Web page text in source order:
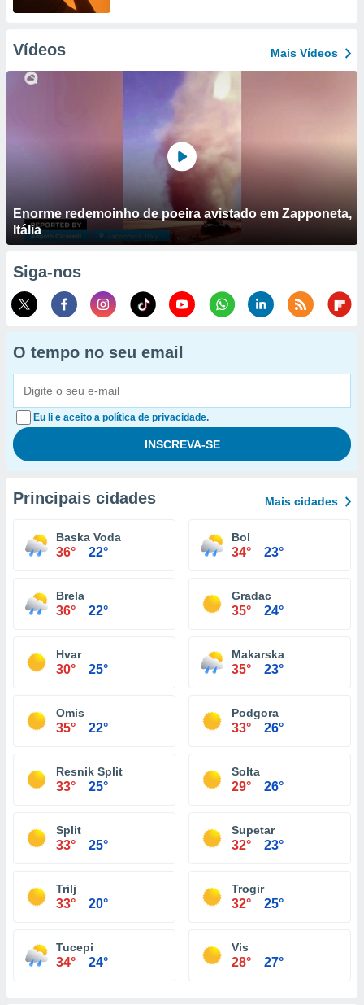
Vídeos Mais Vídeos
Enorme redemoinho de poeira avistado em Zapponeta,
Itália
Siga-nos
O tempo no seu email
Eu li e aceito a política de privacidade.
Principais cidades Mais cidades
Baska Voda
36° 22°
Bol
34° 23°
Brela
36° 22°
Gradac
35° 24°
Hvar
30° 25°
Makarska
35° 23°
Omis
35° 22°
Podgora
33° 26°
Resnik Split
33° 25°
Solta
29° 26°
Split
33° 25°
Supetar
32° 23°
Trilj
33° 20°
Trogir
32° 25°
Tucepi
34° 24°
Vis
28° 27°